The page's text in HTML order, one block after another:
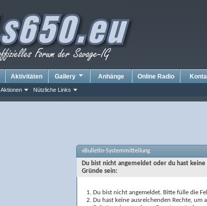
Aktionen Nützliche Links
Aktivitäten Gallery Anhänge Online Radio
vBulletin-Systemmitteilung
Du bist nicht angemeldet oder du hast
Gründe sein:
Du bist nicht angemeldet. Bitte fülle die
Du hast keine ausreichenden Rechte, um